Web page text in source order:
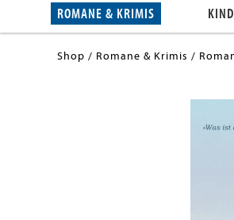
ROMANE & KRIMIS
Shop Romane & Krimis